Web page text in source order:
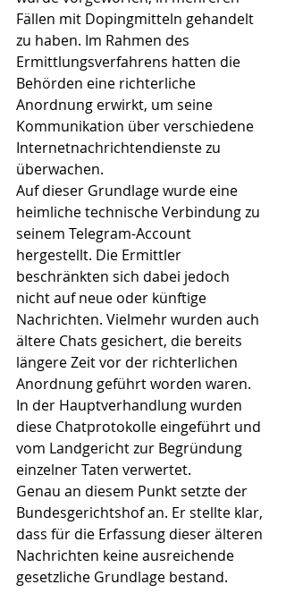
Fällen mit Dopingmitteln gehandelt
zu haben. Im Rahmen des
Ermittlungsverfahrens hatten die
Behörden eine richterliche
Anordnung erwirkt, um seine
Kommunikation über verschiedene
Internetnachrichtendienste zu
überwachen.
Auf dieser Grundlage wurde eine
heimliche technische Verbindung zu
seinem Telegram-Account
hergestellt. Die Ermittler
beschränkten sich dabei jedoch
nicht auf neue oder künftige
Nachrichten. Vielmehr wurden auch
ältere Chats gesichert, die bereits
längere Zeit vor der richterlichen
Anordnung geführt worden waren.
In der Hauptverhandlung wurden
diese Chatprotokolle eingeführt und
vom Landgericht zur Begründung
einzelner Taten verwertet.
Genau an diesem Punkt setzte der
Bundesgerichtshof an. Er stellte klar,
dass für die Erfassung dieser älteren
Nachrichten keine ausreichende
gesetzliche Grundlage bestand.